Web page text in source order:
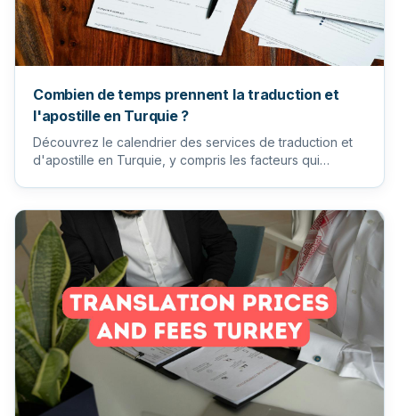
Combien de temps prennent la traduction et
l'apostille en Turquie ?
Découvrez le calendrier des services de traduction et
d'apostille en Turquie, y compris les facteurs qui